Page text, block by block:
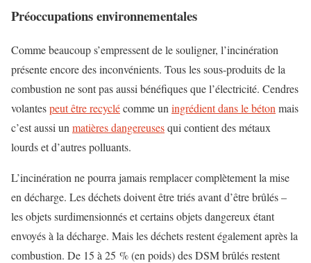
Préoccupations environnementales
Comme beaucoup s’empressent de le souligner, l’incinération
présente encore des inconvénients. Tous les sous-produits de la
combustion ne sont pas aussi bénéfiques que l’électricité. Cendres
volantespeut être recyclécomme un ingrédient dans le béton mais
c’est aussi un matières dangereusesqui contient des métaux
lourds et d’autres polluants.
L’incinération ne pourra jamais remplacer complètement la mise
en décharge. Les déchets doivent être triés avant d’être brûlés –
les objets surdimensionnés et certains objets dangereux étant
envoyés à la décharge. Mais les déchets restent également après la
combustion. De 15 à 25 % (en poids) des DSM brûlés restent